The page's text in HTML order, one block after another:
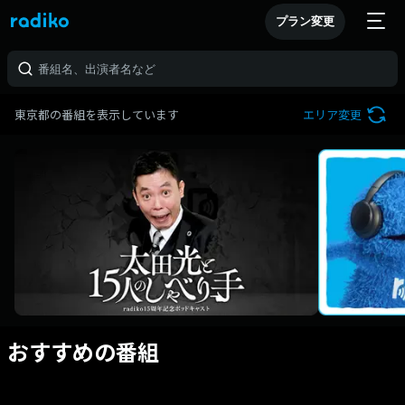
プラン変更
東京都の番組を表示しています エリア変更
おすすめの番組